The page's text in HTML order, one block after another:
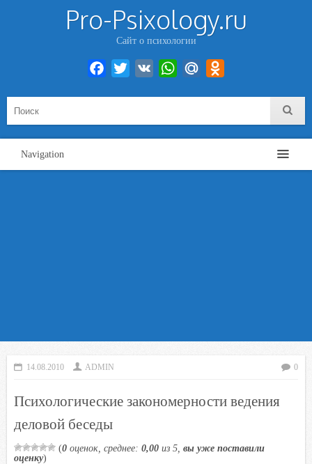
Pro-Psixology.ru
Сайт о психологии
Facebook
Twitter VK WhatsAppMail.Ru
Navigation
14.08.2010 ADMIN 0
Психологические закономерности ведения
деловой беседы
(0 оценок, среднее: 0,00 из 5, вы уже поставили
оценку)